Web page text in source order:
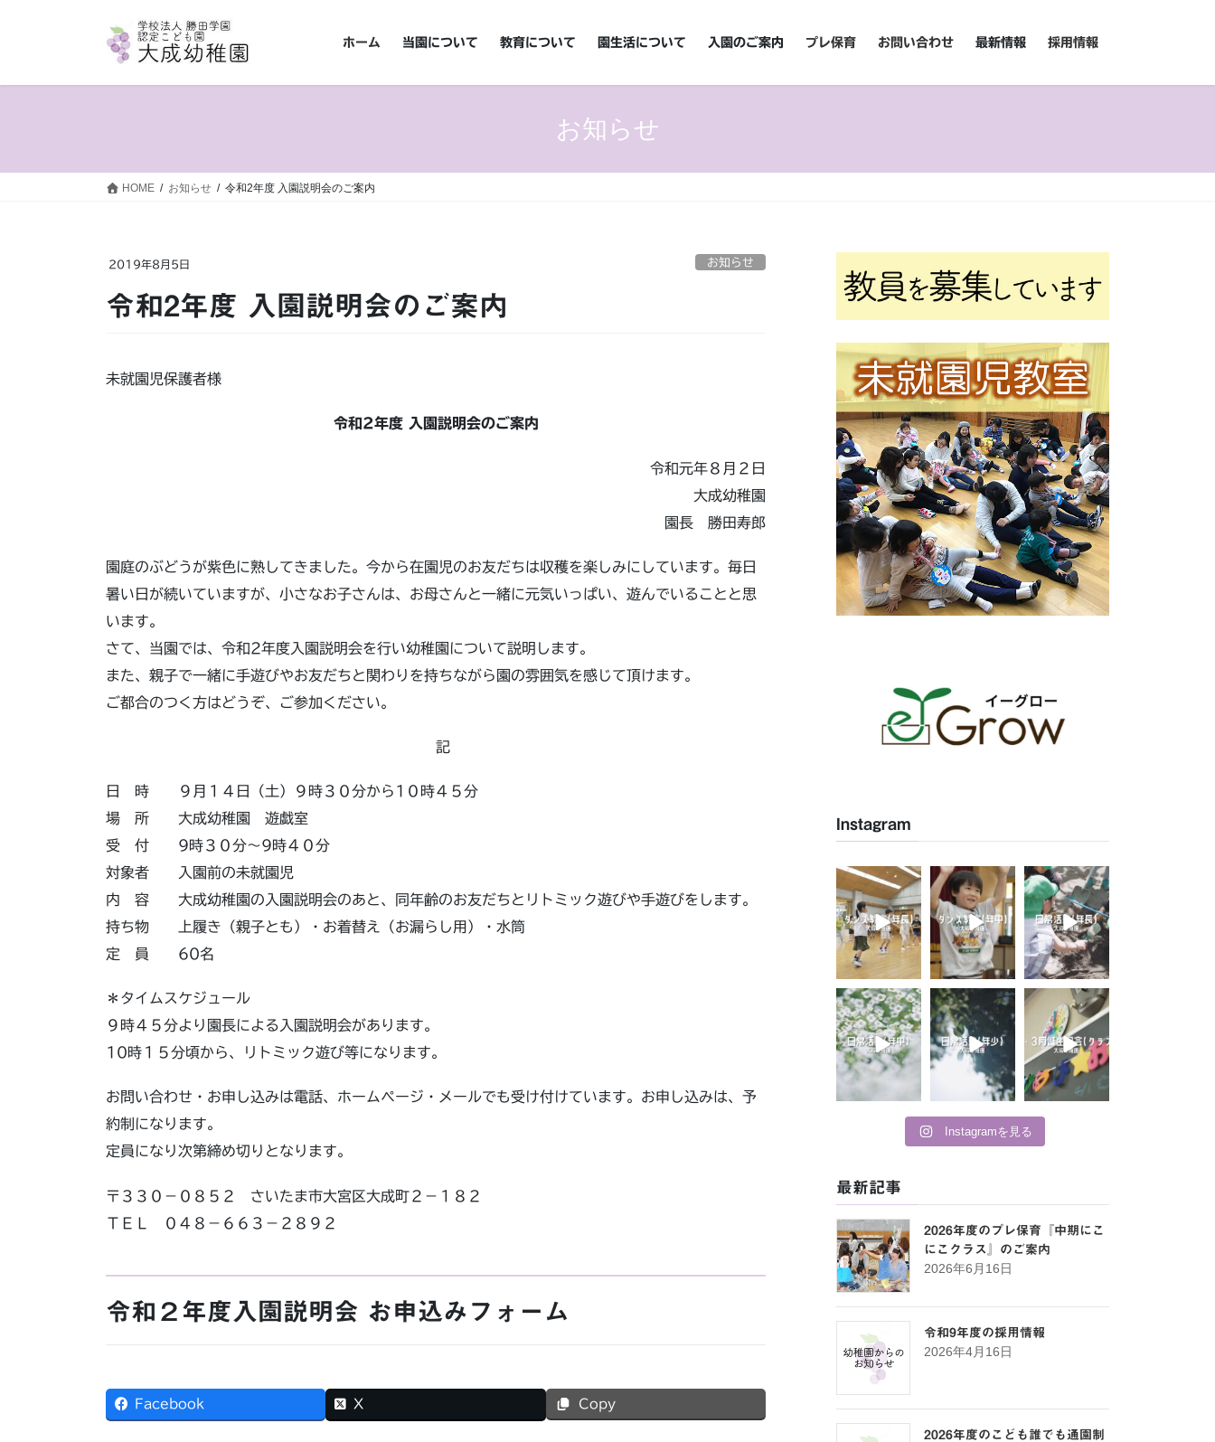
ホーム 当園について 教育について 園生活について 入園のご案内 プレ保育 お問い合わせ 最新情報 採用情報
お知らせ
HOME お知らせ 令和2年度 入園説明会のご案内
2019年8月5日 お知らせ
令和2年度 入園説明会のご案内
未就園児保護者様
令和2年度 入園説明会のご案内
令和元年８月２日
大成幼稚園
園長 勝田寿郎
園庭のぶどうが紫色に熟してきました。今から在園児のお友だちは収穫を楽しみにしています。毎日
暑い日が続いていますが、小さなお子さんは、お母さんと一緒に元気いっぱい、遊んでいることと思
います。
さて、当園では、令和2年度入園説明会を行い幼稚園について説明します。
また、親子で一緒に手遊びやお友だちと関わりを持ちながら園の雰囲気を感じて頂けます。
ご都合のつく方はどうぞ、ご参加ください。
記
日 時 ９月１４日（土）９時３０分から1０時４５分
場 所 大成幼稚園 遊戯室
受 付 9時３０分～9時４０分
対象者 入園前の未就園児
内 容 大成幼稚園の入園説明会のあと、同年齢のお友だちとリトミック遊びや手遊びをします。
持ち物 上履き（親子とも）・お着替え（お漏らし用）・水筒
定 員 60名
＊タイムスケジュール
９時４５分より園長による入園説明会があります。
10時１５分頃から、リトミック遊び等になります。
お問い合わせ・お申し込みは電話、ホームページ・メールでも受け付けています。お申し込みは、予
約制になります。
定員になり次第締め切りとなります。
〒３３０－０８５２ さいたま市大宮区大成町２－１８２
ＴＥＬ ０４８－６６３－２８９２
令和２年度入園説明会 お申込みフォーム
Facebook X Copy
Instagram
Instagramを見る
最新記事
2026年度のプレ保育『中期にこ
にこクラス』のご案内
2026年6月16日
令和9年度の採用情報
2026年4月16日
2026年度のこども誰でも通園制